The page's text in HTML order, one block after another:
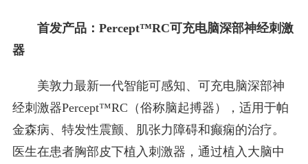
首发产品：Percept™RC可充电脑深部神经刺激
器
美敦力最新一代智能可感知、可充电脑深部神
经刺激器Percept™RC（俗称脑起搏器），适用于帕
金森病、特发性震颤、肌张力障碍和癫痫的治疗。
医生在患者胸部皮下植入刺激器，通过植入大脑中